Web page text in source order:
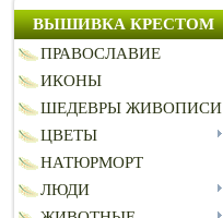
ВЫШИВКА КРЕСТОМ
ПРАВОСЛАВИЕ
ИКОНЫ
ШЕДЕВРЫ ЖИВОПИСИ
ЦВЕТЫ
НАТЮРМОРТ
ЛЮДИ